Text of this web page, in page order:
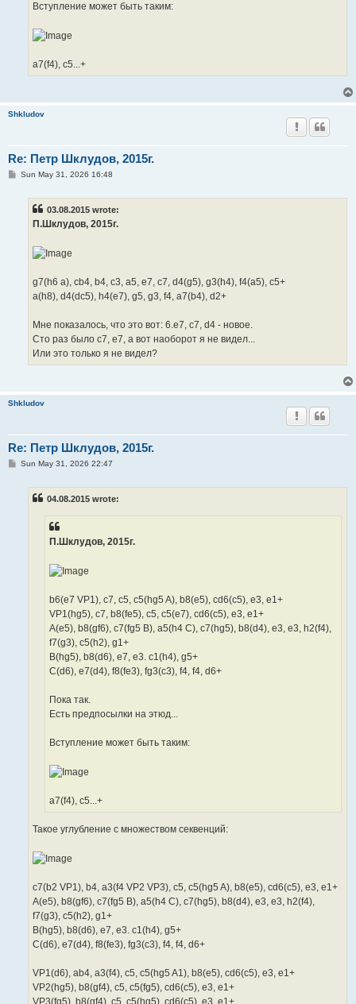
Вступление может быть таким:
a7(f4), c5...+
Shkludov
Re: Петр Шклудов, 2015г.
PSun May 31, 2026 16:48
03.08.2015 wrote:
П.Шклудов, 2015г.
g7(h6 a), cb4, b4, c3, a5, e7, c7, d4(g5), g3(h4), f4(a5), c5+
a(h8), d4(dc5), h4(e7), g5, g3, f4, a7(b4), d2+
Мне показалось, что это вот: 6.e7, c7, d4 - новое.
Сто раз было с7, е7, а вот наоборот я не видел...
Или это только я не видел?
Shkludov
Re: Петр Шклудов, 2015г.
PSun May 31, 2026 22:47
04.08.2015 wrote:
П.Шклудов, 2015г.
b6(e7 VP1), c7, c5, c5(hg5 A), b8(e5), cd6(c5), e3, e1+
VP1(hg5), c7, b8(fe5), c5, c5(e7), cd6(c5), e3, e1+
A(e5), b8(gf6), c7(fg5 B), a5(h4 C), c7(hg5), b8(d4), e3, e3, h2(f4),
f7(g3), c5(h2), g1+
B(hg5), b8(d6), e7, e3. c1(h4), g5+
C(d6), e7(d4), f8(fe3), fg3(c3), f4, f4, d6+
Пока так.
Есть предпосылки на этюд...
Вступление может быть таким:
a7(f4), c5...+
Такое углубление с множеством секвенций:
c7(b2 VP1), b4, a3(f4 VP2 VP3), c5, c5(hg5 A), b8(e5), cd6(c5), e3, e1+
A(e5), b8(gf6), c7(fg5 B), a5(h4 C), c7(hg5), b8(d4), e3, e3, h2(f4),
f7(g3), c5(h2), g1+
B(hg5), b8(d6), e7, e3. c1(h4), g5+
C(d6), e7(d4), f8(fe3), fg3(c3), f4, f4, d6+
VP1(d6), ab4, a3(f4), c5, c5(hg5 A1), b8(e5), cd6(c5), e3, e1+
VP2(hg5), b8(gf4), c5, c5(fg5), cd6(c5), e3, e1+
VP3(fg5), b8(gf4), c5, c5(hg5), cd6(c5), e3, e1+